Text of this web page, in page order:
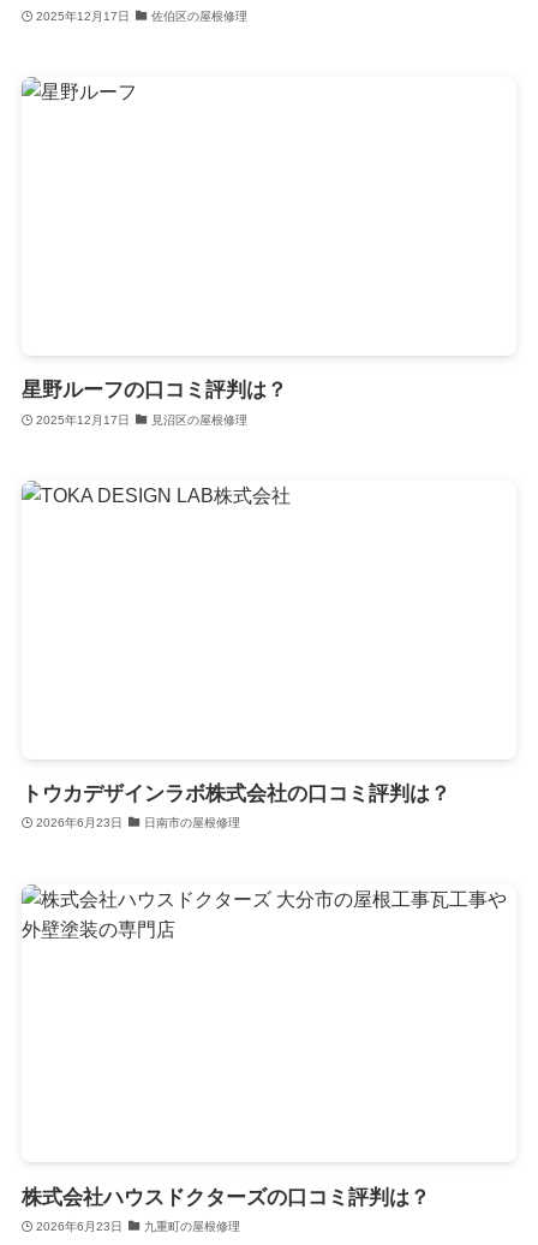
2025年12月17日 佐伯区の屋根修理
星野ルーフの口コミ評判は？
2025年12月17日 見沼区の屋根修理
トウカデザインラボ株式会社の口コミ評判は？
2026年6月23日 日南市の屋根修理
株式会社ハウスドクターズの口コミ評判は？
2026年6月23日 九重町の屋根修理